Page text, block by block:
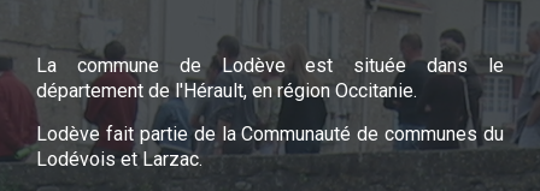
La commune de Lodève est située dans le
département de l'Hérault, en région Occitanie.
Lodève fait partie de la Communauté de communes du
Lodévois et Larzac.